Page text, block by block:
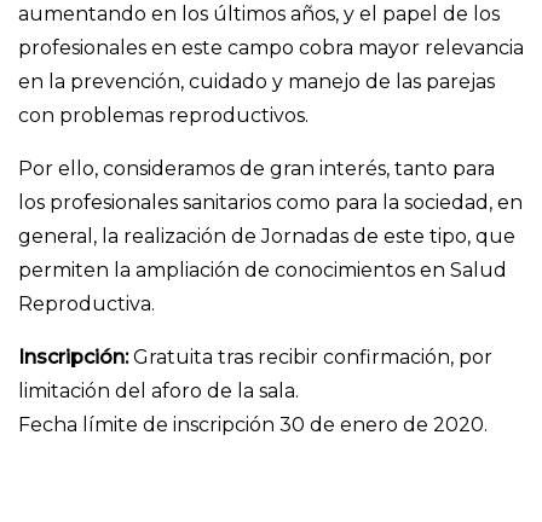
aumentando en los últimos años, y el papel de los
profesionales en este campo cobra mayor relevancia
en la prevención, cuidado y manejo de las parejas
con problemas reproductivos.
Por ello, consideramos de gran interés, tanto para
los profesionales sanitarios como para la sociedad, en
general, la realización de Jornadas de este tipo, que
permiten la ampliación de conocimientos en Salud
Reproductiva.
Inscripción:Gratuita tras recibir confirmación, por
limitación del aforo de la sala.
Fecha límite de inscripción 30 de enero de 2020.